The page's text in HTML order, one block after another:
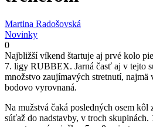
Martina Radošovská
Novinky
0
Najbližší víkend štartuje aj prvé kolo
7. ligy RUBBEX. Jarná časť aj v tejto
množstvo zaujímavých stretnutí, najmä
bodovo vyrovnaná.
Na mužstvá čaká posledných osem kôl
súťaž do nadstavby, v troch